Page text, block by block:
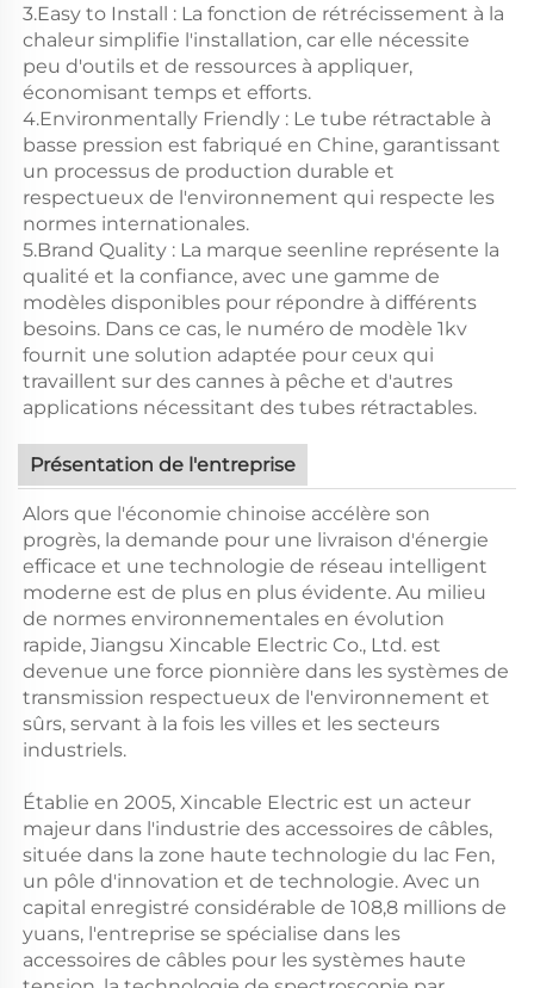
3.Easy to Install : La fonction de rétrécissement à la
chaleur simplifie l'installation, car elle nécessite
peu d'outils et de ressources à appliquer,
économisant temps et efforts.
4.Environmentally Friendly : Le tube rétractable à
basse pression est fabriqué en Chine, garantissant
un processus de production durable et
respectueux de l'environnement qui respecte les
normes internationales.
5.Brand Quality : La marque seenline représente la
qualité et la confiance, avec une gamme de
modèles disponibles pour répondre à différents
besoins. Dans ce cas, le numéro de modèle 1kv
fournit une solution adaptée pour ceux qui
travaillent sur des cannes à pêche et d'autres
applications nécessitant des tubes rétractables.
Présentation de l'entreprise
Alors que l'économie chinoise accélère son
progrès, la demande pour une livraison d'énergie
efficace et une technologie de réseau intelligent
moderne est de plus en plus évidente. Au milieu
de normes environnementales en évolution
rapide, Jiangsu Xincable Electric Co., Ltd. est
devenue une force pionnière dans les systèmes de
transmission respectueux de l'environnement et
sûrs, servant à la fois les villes et les secteurs
industriels.
Établie en 2005, Xincable Electric est un acteur
majeur dans l'industrie des accessoires de câbles,
située dans la zone haute technologie du lac Fen,
un pôle d'innovation et de technologie. Avec un
capital enregistré considérable de 108,8 millions de
yuans, l'entreprise se spécialise dans les
accessoires de câbles pour les systèmes haute